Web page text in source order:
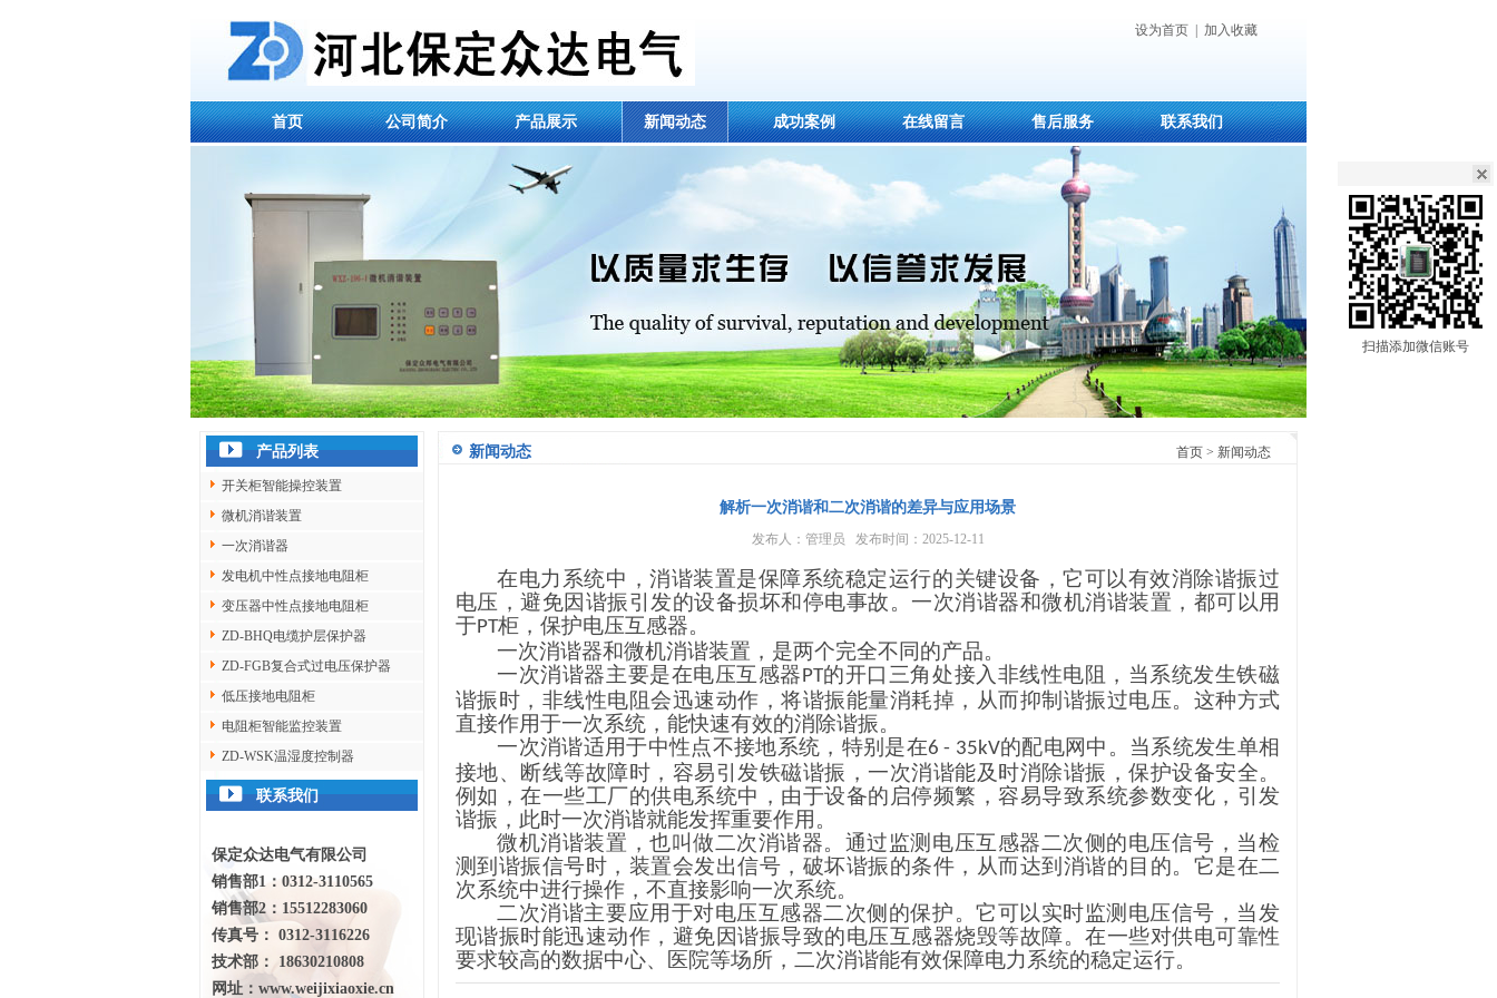
设为首页 加入收藏
首页 公司简介 产品展示 新闻动态 成功案例 在线留言 售后服务 联系我们
产品列表
开关柜智能操控装置
微机消谐装置
一次消谐器
发电机中性点接地电阻柜
变压器中性点接地电阻柜
ZD-BHQ电缆护层保护器
ZD-FGB复合式过电压保护器
低压接地电阻柜
电阻柜智能监控装置
ZD-WSK温湿度控制器
联系我们
保定众达电气有限公司
销售部1：0312-3110565
销售部2：15512283060
传真号： 0312-3116226
技术部： 18630210808
网址： www.weijixiaoxie.cn
新闻动态 首页 > 新闻动态
解析一次消谐和二次消谐的差异与应用场景
发布人：管理员 发布时间：2025-12-11
在电力系统中，消谐装置是保障系统稳定运行的关键设备，它可以有效消除谐振过
电压，避免因谐振引发的设备损坏和停电事故。一次消谐器和微机消谐装置，都可以用
于PT柜，保护电压互感器。
一次消谐器和微机消谐装置，是两个完全不同的产品。
一次消谐器主要是在电压互感器PT的开口三角处接入非线性电阻，当系统发生铁磁
谐振时，非线性电阻会迅速动作，将谐振能量消耗掉，从而抑制谐振过电压。这种方式
直接作用于一次系统，能快速有效的消除谐振。
一次消谐适用于中性点不接地系统，特别是在6 - 35kV的配电网中。当系统发生单相
接地、断线等故障时，容易引发铁磁谐振，一次消谐能及时消除谐振，保护设备安全。
例如，在一些工厂的供电系统中，由于设备的启停频繁，容易导致系统参数变化，引发
谐振，此时一次消谐就能发挥重要作用。
微机消谐装置，也叫做二次消谐器。通过监测电压互感器二次侧的电压信号，当检
测到谐振信号时，装置会发出信号，破坏谐振的条件，从而达到消谐的目的。它是在二
次系统中进行操作，不直接影响一次系统。
二次消谐主要应用于对电压互感器二次侧的保护。它可以实时监测电压信号，当发
现谐振时能迅速动作，避免因谐振导致的电压互感器烧毁等故障。在一些对供电可靠性
要求较高的数据中心、医院等场所，二次消谐能有效保障电力系统的稳定运行。
扫描添加微信账号